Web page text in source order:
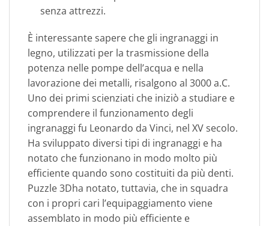
senza attrezzi.
È interessante sapere che gli ingranaggi in
legno, utilizzati per la trasmissione della
potenza nelle pompe dell’acqua e nella
lavorazione dei metalli, risalgono al 3000 a.C.
Uno dei primi scienziati che iniziò a studiare e
comprendere il funzionamento degli
ingranaggi fu Leonardo da Vinci, nel XV secolo.
Ha sviluppato diversi tipi di ingranaggi e ha
notato che funzionano in modo molto più
efficiente quando sono costituiti da più denti.
Puzzle 3Dha notato, tuttavia, che in squadra
con i propri cari l’equipaggiamento viene
assemblato in modo più efficiente e